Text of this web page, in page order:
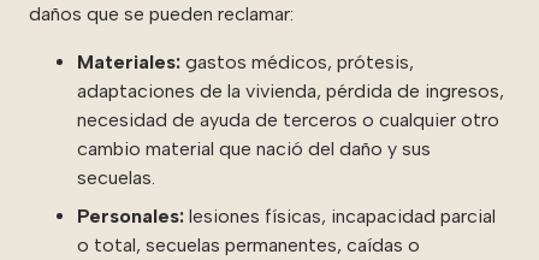
daños que se pueden reclamar:
Materiales: gastos médicos, prótesis,
adaptaciones de la vivienda, pérdida de ingresos,
necesidad de ayuda de terceros o cualquier otro
cambio material que nació del daño y sus
secuelas.
Personales: lesiones físicas, incapacidad parcial
o total, secuelas permanentes, caídas o